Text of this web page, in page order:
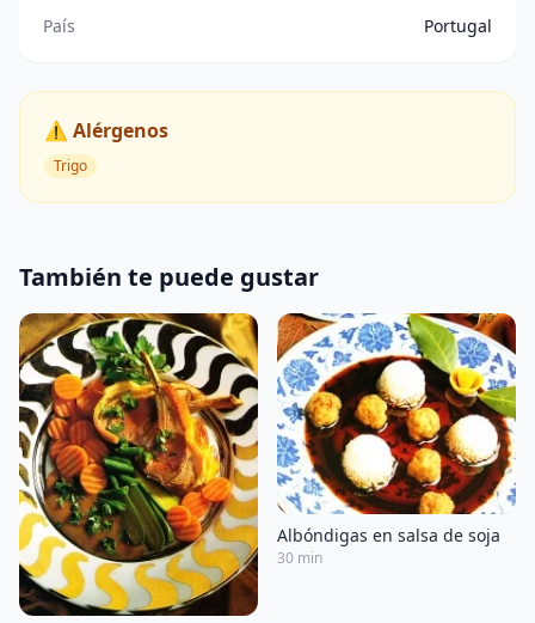
País
Portugal
⚠️ Alérgenos
Trigo
También te puede gustar
Albóndigas en salsa de soja
30 min